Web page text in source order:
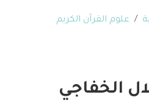
علوم القرآن الكريم
الخفاجي